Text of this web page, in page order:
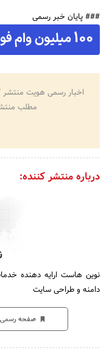
### پایان خبر رسمی
اخبار رسمی هویت منتشر
مطلب
درباره منتشر کننده:
نوین هاست ارایه دهنده
دامنه و طراحی سایت
صفحه رسمی